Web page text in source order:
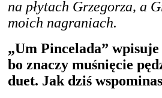
na płytach Grzegorza, a
moich nagraniach.
„Um Pincelada”
bo znaczy muśnięcie
duet. Jak dziś